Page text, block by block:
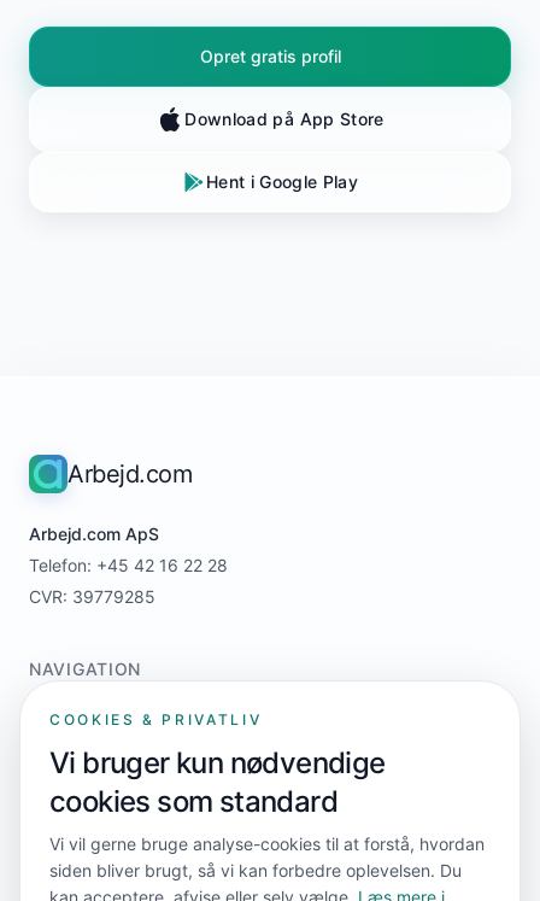
Opret gratis profil
Download på App Store
Hent i Google Play
Arbejd.com
Arbejd.com ApS
Telefon: +45 42 16 22 28
CVR: 39779285
NAVIGATION
Home
For virksomheder
Priser
COOKIES & PRIVATLIV
Vi bruger kun nødvendige
cookies som standard
Vi vil gerne bruge analyse-cookies til at forstå, hvordan
siden bliver brugt, så vi kan forbedre oplevelsen. Du
kan acceptere, afvise eller selv vælge. Læs mere i